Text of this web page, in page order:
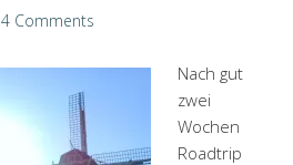
4 Comments
Nach gut
zwei
Wochen
Roadtrip